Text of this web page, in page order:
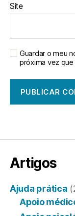
Site
Guardar o meu
próxima vez
Artigos
Ajuda prática
Apoio